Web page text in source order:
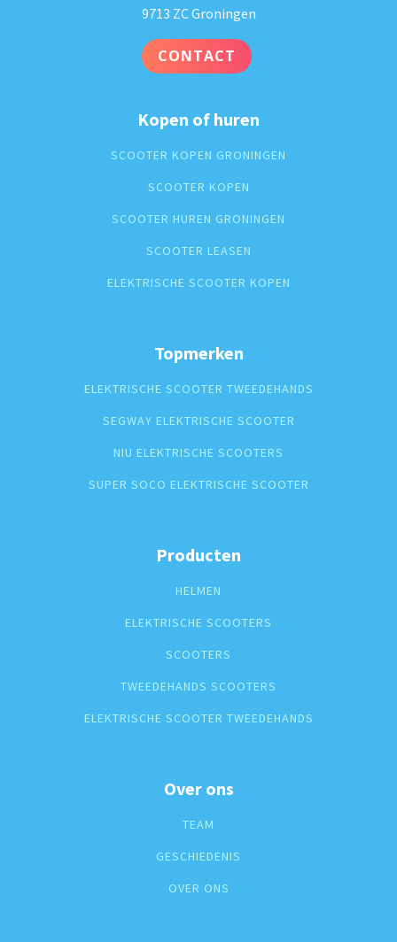
9713 ZC Groningen
CONTACT
Kopen of huren
SCOOTER KOPEN GRONINGEN
SCOOTER KOPEN
SCOOTER HUREN GRONINGEN
SCOOTER LEASEN
ELEKTRISCHE SCOOTER KOPEN
Topmerken
ELEKTRISCHE SCOOTER TWEEDEHANDS
SEGWAY ELEKTRISCHE SCOOTER
NIU ELEKTRISCHE SCOOTERS
SUPER SOCO ELEKTRISCHE SCOOTER
Producten
HELMEN
ELEKTRISCHE SCOOTERS
SCOOTERS
TWEEDEHANDS SCOOTERS
ELEKTRISCHE SCOOTER TWEEDEHANDS
Over ons
TEAM
GESCHIEDENIS
OVER ONS